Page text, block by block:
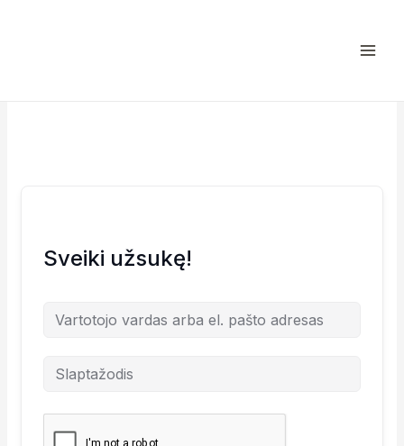
Sveiki užsukę!